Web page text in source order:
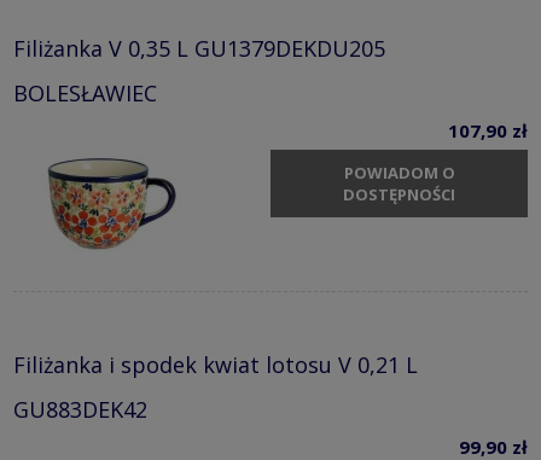
Filiżanka V 0,35 L GU1379DEKDU205
BOLESŁAWIEC
107,90 zł
POWIADOM O
DOSTĘPNOŚCI
Filiżanka i spodek kwiat lotosu V 0,21 L
GU883DEK42
99,90 zł